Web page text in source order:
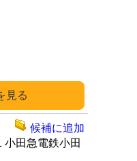
小田急電鉄小田
候補に追加